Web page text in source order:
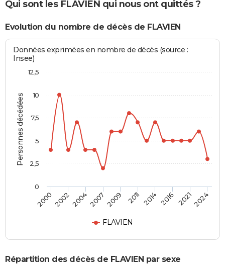
Qui sont les FLAVIEN qui nous ont quittés ?
Evolution du nombre de décès de FLAVIEN
Personnes décédées
Données exprimées en nombre de décès (source :
Insee)
FLAVIEN
20002002200420072009 2011 2014 2016 20212024
0
2,5
5
7,5
10
12,5
Répartition des décès de FLAVIEN par sexe